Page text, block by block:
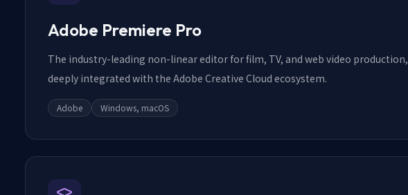
Adobe Premiere Pro
The industry-leading non-linear editor for film, TV, and web video production,
deeply integrated with the Adobe Creative Cloud ecosystem.
Adobe Windows, macOS